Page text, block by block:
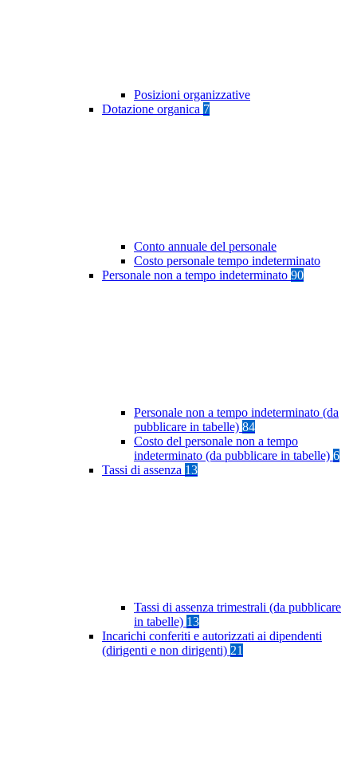
Posizioni organizzative
Dotazione organica 7
Conto annuale del personale
Costo personale tempo indeterminato
Personale non a tempo indeterminato 90
Personale non a tempo indeterminato (da
pubblicare in tabelle) 84
Costo del personale non a tempo
indeterminato (da pubblicare in tabelle) 6
Tassi di assenza 13
Tassi di assenza trimestrali (da pubblicare
in tabelle) 13
Incarichi conferiti e autorizzati ai dipendenti
(dirigenti e non dirigenti) 21